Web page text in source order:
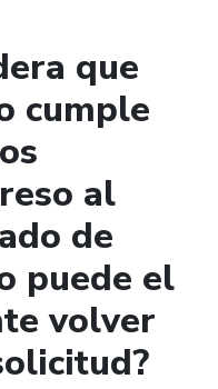
que
cumple
al
de
puede el
volver